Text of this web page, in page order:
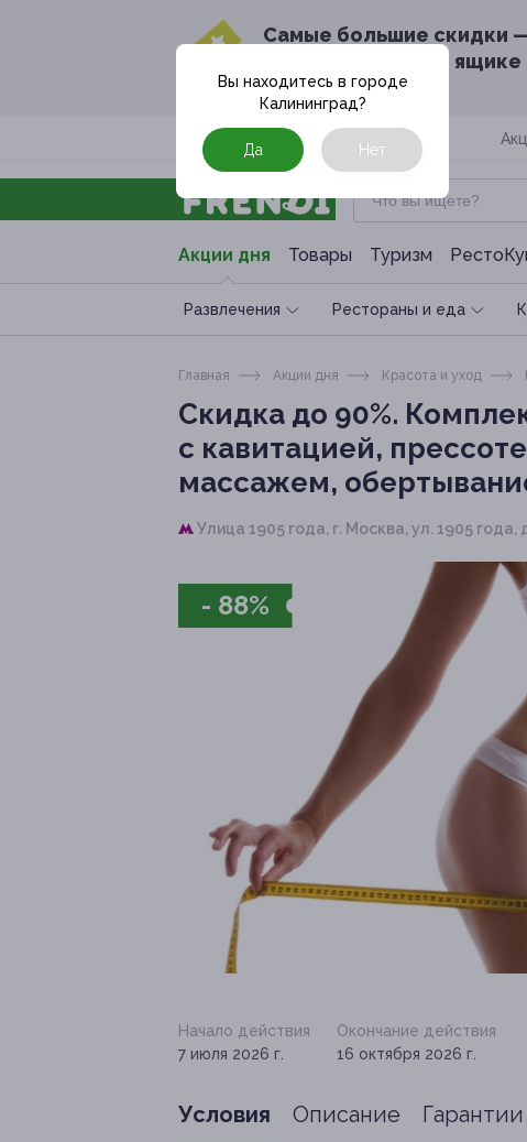
Cамые большие скидки
в твоём почтовом ящике
Москва
Акции дня Товары Туризм
Развлечения Рестораны и еда
Вы находитесь в городе
Калининград?
Да Нет
Главная Акции дня Красота и уход
Скидка до 90%.
с кавитацией,
массажем,
Улица 1905 года, г. Москва, ул. 1905 года,
- 88%
Начало действия
7 июля 2026 г.
Окончание действия
16 октября 2026 г.
Условия Описание Гарантии